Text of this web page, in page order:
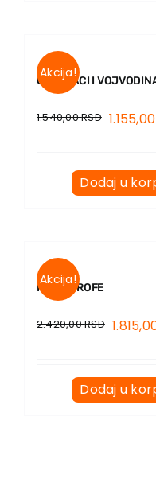
Akcija!
GORŠTACI I
1.540,00RSD 1.155,00
Dodaj u
Akcija!
KATASTROFE
2.420,00RSD
Dodaj u